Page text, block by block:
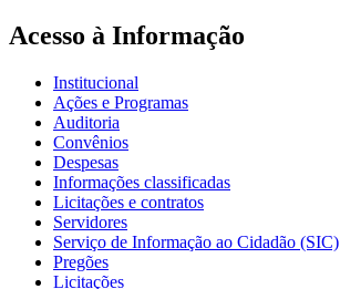
Acesso à Informação
Institucional
Ações e Programas
Auditoria
Convênios
Despesas
Informações classificadas
Licitações e contratos
Servidores
Serviço de Informação ao Cidadão (SIC)
Pregões
Licitações